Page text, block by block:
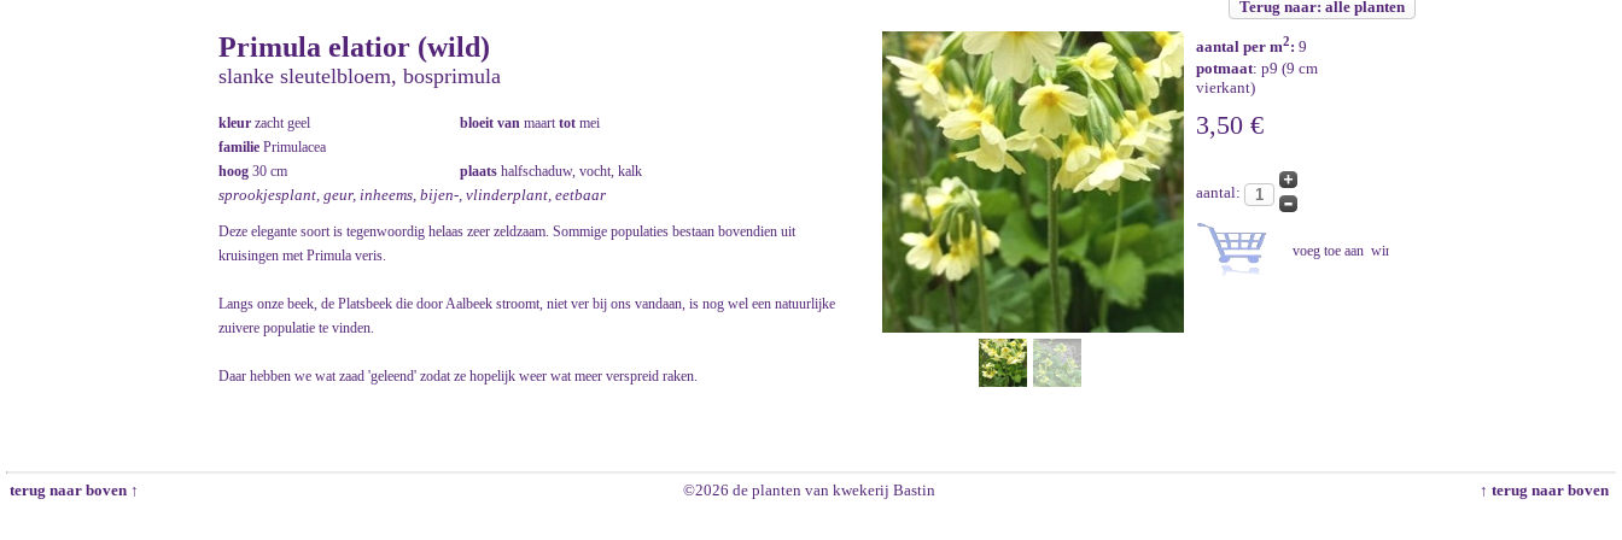
Terug naar: alle planten
Primula elatior (wild)
slanke sleutelbloem, bosprimula
kleur zacht geel bloeit van maarttot mei
familie Primulacea
hoog 30 cm plaats halfschaduw, vocht, kalk
sprookjesplant, geur, inheems, bijen-, vlinderplant, eetbaar
Deze elegante soort is tegenwoordig helaas zeer zeldzaam. Sommige populaties bestaan bovendien uit
kruisingen met Primula veris.
Langs onze beek, de Platsbeek die door Aalbeek stroomt, niet ver bij ons vandaan, is nog wel een natuurlijke
zuivere populatie te vinden.
Daar hebben we wat zaad 'geleend' zodat ze hopelijk weer wat meer verspreid raken.
aantal per m2: 9
potmaat: p9 (9 cm
vierkant)
3,50 €
aantal:
terug naar boven ↑ ©2026 de planten van kwekerij Bastin ↑ terug naar boven